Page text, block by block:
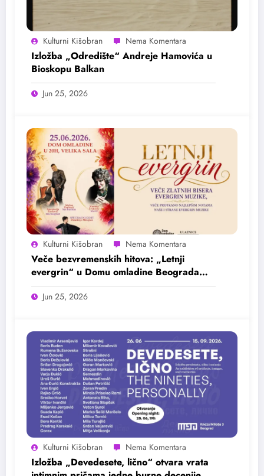
Kulturni Kišobran
Izložba „Odredište“ Andreje Hamovića u
Bioskopu Balkan
Jun 25, 2026
Kulturni Kišobran
Veče bezvremenskih hitova: „Letnji
evergrin“ u Domu omladine Beograda
25. juna
Jun 25, 2026
Kulturni Kišobran
Izložba „Devedesete, lično“ otvara vrata